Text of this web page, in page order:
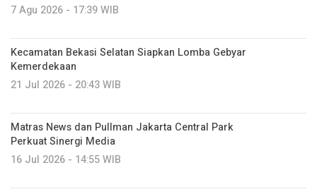
7 Agu 2026 - 17:39 WIB
Kecamatan Bekasi Selatan Siapkan Lomba Gebyar
Kemerdekaan
21 Jul 2026 - 20:43 WIB
Matras News dan Pullman Jakarta Central Park
Perkuat Sinergi Media
16 Jul 2026 - 14:55 WIB